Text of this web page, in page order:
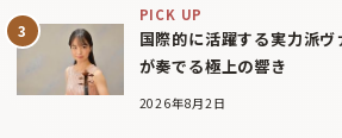
PICK UP
国際的に活躍する実力派
が奏でる極上の響き
2026年8月2日